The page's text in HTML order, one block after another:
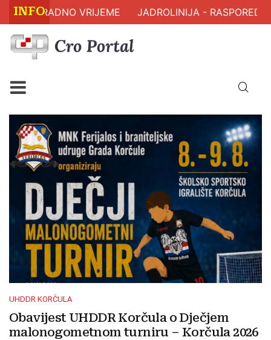
INFOVRIJEME JADROLINIJA - RASPORED PLOVIDBE
UHDDR KORČULA
Obavijest UHDDR Korčula o Dječjem
malonogometnom turniru – Korčula 2026